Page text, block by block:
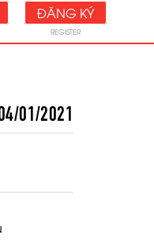
ĐĂNG KÝ
REGISTER
01/2021